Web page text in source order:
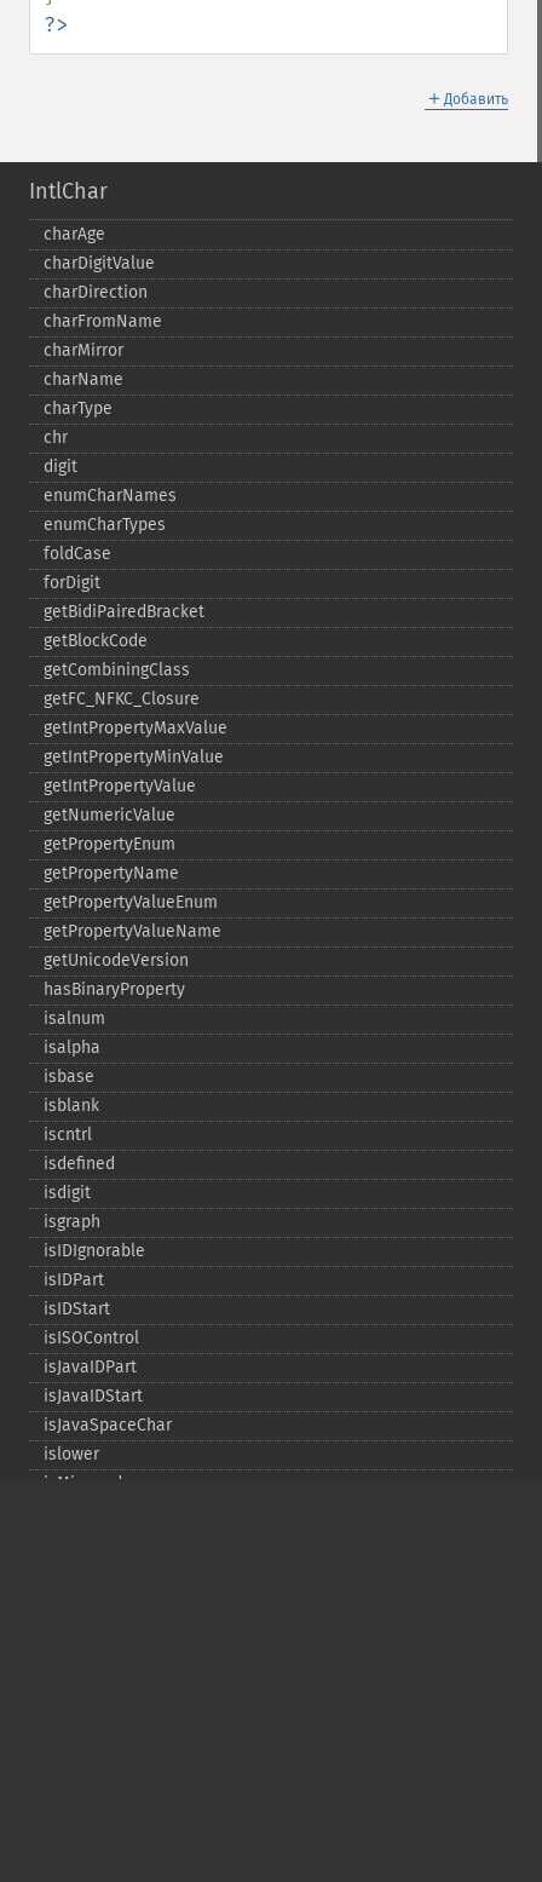
?>
＋ Добавить
IntlChar
charAge
charDigitValue
charDirection
charFromName
charMirror
charName
charType
chr
digit
enumCharNames
enumCharTypes
foldCase
forDigit
getBidiPairedBracket
getBlockCode
getCombiningClass
getFC_​NFKC_​Closure
getIntPropertyMaxValue
getIntPropertyMinValue
getIntPropertyValue
getNumericValue
getPropertyEnum
getPropertyName
getPropertyValueEnum
getPropertyValueName
getUnicodeVersion
hasBinaryProperty
isalnum
isalpha
isbase
isblank
iscntrl
isdefined
isdigit
isgraph
isIDIgnorable
isIDPart
isIDStart
isISOControl
isJavaIDPart
isJavaIDStart
isJavaSpaceChar
islower
isMirrored